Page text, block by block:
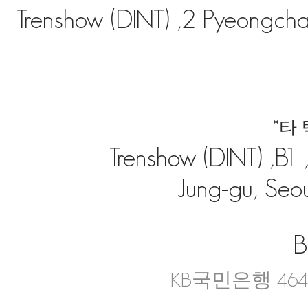
Trenshow (DINT) ,2
*타
Trenshow (DINT)
Jung-gu,
KB국민은행